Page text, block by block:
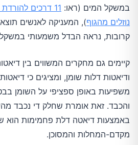
במשקל המים (ראו:
11 דרכים
נוזלים מהגוף), המעניקה לאנשים
קרובות, נראה הבדל משמעותי
קיימים גם מחקרים המשווים בין
ודיאטות דלות שומן, ומציגים כי
משפיעות באופן ספציפי על השומן
והכבד. זאת אומרת שחלק די נכבד
באמצעות דיאטה דלת פחמימות הוא
מקדם-המחלות והמסוכן.